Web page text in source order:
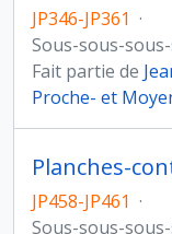
JP346-JP361 ·
Sous-sous-
Fait partie de
Proche- et
Planches-
JP458-JP461 ·
Sous-sous-